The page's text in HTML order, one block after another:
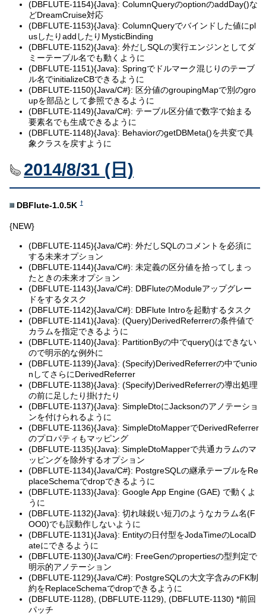
(DBFLUTE-1154){Java}: ColumnQueryのoptionのaddDay()な
どDreamCruise対応
(DBFLUTE-1153){Java}: ColumnQueryでバインドした値にpl
usしたりaddしたりMysticBinding
(DBFLUTE-1152){Java}: 外だしSQLの実行エンジンとしてダ
ミーテーブル名でも動くように
(DBFLUTE-1151){Java}: Springでドルマーク混じりのテーブ
ル名でinitializeCBできるように
(DBFLUTE-1150){Java/C#}: 区分値のgroupingMapで別のgro
upを部品として参照できるように
(DBFLUTE-1149){Java/C#}: テーブル区分値で数字で始まる
要素名でも生成できるように
(DBFLUTE-1148){Java}: BehaviorのgetDBMeta()を共変で具
象クラスを戻すように
2014/8/31 (日)
DBFlute-1.0.5K †
{NEW}
(DBFLUTE-1145){Java/C#}: 外だしSQLのコメントを必須に
する未来オプション
(DBFLUTE-1144){Java/C#}: 未定義の区分値を拾ってしまっ
たときの未来オプション
(DBFLUTE-1143){Java/C#}: DBFluteのModuleアップグレー
ドをするタスク
(DBFLUTE-1142){Java/C#}: DBFlute Introを起動するタスク
(DBFLUTE-1141){Java}: (Query)DerivedReferrerの条件値で
カラムを指定できるように
(DBFLUTE-1140){Java}: PartitionByの中でquery()はできない
ので明示的な例外に
(DBFLUTE-1139){Java}: (Specify)DerivedReferrerの中でunio
nしてさらにDerivedReferrer
(DBFLUTE-1138){Java}: (Specify)DerivedReferrerの導出処理
の前に足したり掛けたり
(DBFLUTE-1137){Java}: SimpleDtoにJacksonのアノテーショ
ンを付けられるように
(DBFLUTE-1136){Java}: SimpleDtoMapperでDerivedReferrer
のプロパティもマッピング
(DBFLUTE-1135){Java}: SimpleDtoMapperで共通カラムのマ
ッピングを除外するオプション
(DBFLUTE-1134){Java/C#}: PostgreSQLの継承テーブルをRe
placeSchemaでdropできるように
(DBFLUTE-1133){Java}: Google App Engine (GAE) で動くよ
うに
(DBFLUTE-1132){Java}: 切れ味鋭い短刀のようなカラム名(F
OO0)でも誤動作しないように
(DBFLUTE-1131){Java}: Entityの日付型をJodaTimeのLocalD
ateにできるように
(DBFLUTE-1130){Java/C#}: FreeGenのpropertiesの型判定で
明示的アノテーション
(DBFLUTE-1129){Java/C#}: PostgreSQLの大文字含みのFK制
約をReplaceSchemaでdropできるように
(DBFLUTE-1128), (DBFLUTE-1129), (DBFLUTE-1130) *前回
パッチ